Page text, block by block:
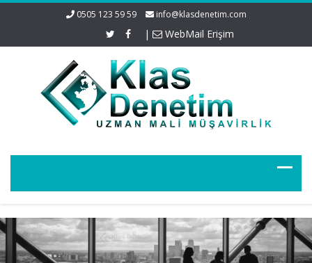
0505 123 59 59 info@klasdenetim.com
| WebMail Erişim